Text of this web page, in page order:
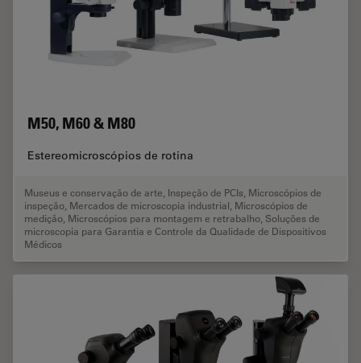
M50, M60 & M80
Estereomicroscópios de rotina
Museus e conservação de arte Inspeção de PCIs Microscópios de
inspeção Mercados de microscopia industrial Microscópios de
medição Microscópios para montagem e retrabalho Soluções de
microscopia para Garantia e Controle da Qualidade de Dispositivos
Médicos